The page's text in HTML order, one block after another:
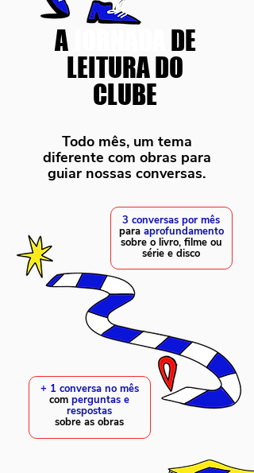
A
DE
LEITURA DO
CLUBE
Todo mês, um tema
diferente com obras para
guiar nossas conversas.
3 conversas por mês
paraaprofundamento
sobre o livro, filme ou
série e disco
+ 1 conversa no mês
com perguntas e
respostas
sobre as obras